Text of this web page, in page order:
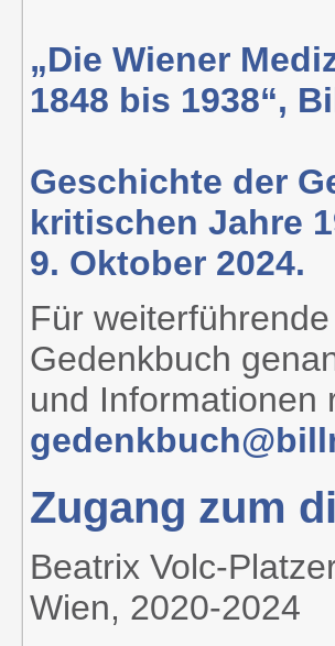
„Die Wiener
1848 bis 1938“,
Geschichte der
kritischen Jahre
9. Oktober 2024.
Für
Gedenkbuch
und Informationen
Zugang zum
Beatrix Volc-
Wien, 2020-2024